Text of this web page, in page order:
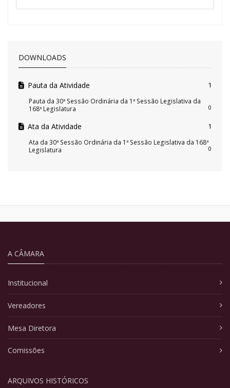
DOWNLOADS
Pauta da Atividade 1
Pauta da 30ª Sessão Ordinária da 1ª Sessão Legislativa da
168ª Legislatura
0
Ata da Atividade 1
Ata da 30ª Sessão Ordinária da 1ª Sessão Legislativa da 168ª
Legislatura
0
A CÂMARA
Institucional
Vereadores
Mesa Diretora
Comissões
ARQUIVOS HISTÓRICOS